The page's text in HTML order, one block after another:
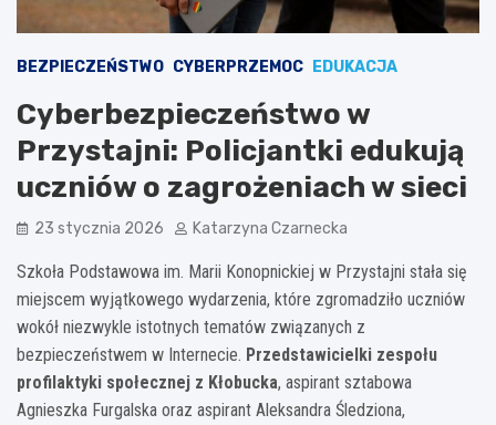
BEZPIECZEŃSTWO CYBERPRZEMOC EDUKACJA
Cyberbezpieczeństwo w
Przystajni: Policjantki edukują
uczniów o zagrożeniach w sieci
23 stycznia 2026 Katarzyna Czarnecka
Szkoła Podstawowa im. Marii Konopnickiej w Przystajni stała się
miejscem wyjątkowego wydarzenia, które zgromadziło uczniów
wokół niezwykle istotnych tematów związanych z
bezpieczeństwem w Internecie. Przedstawicielki zespołu
profilaktyki społecznej z Kłobucka, aspirant sztabowa
Agnieszka Furgalska oraz aspirant Aleksandra Śledziona,